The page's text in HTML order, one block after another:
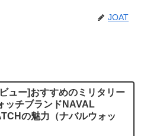
JOAT
ュー]おすすめのミリタリー
ッチブランドNAVAL
の魅力（ナバルウォッ